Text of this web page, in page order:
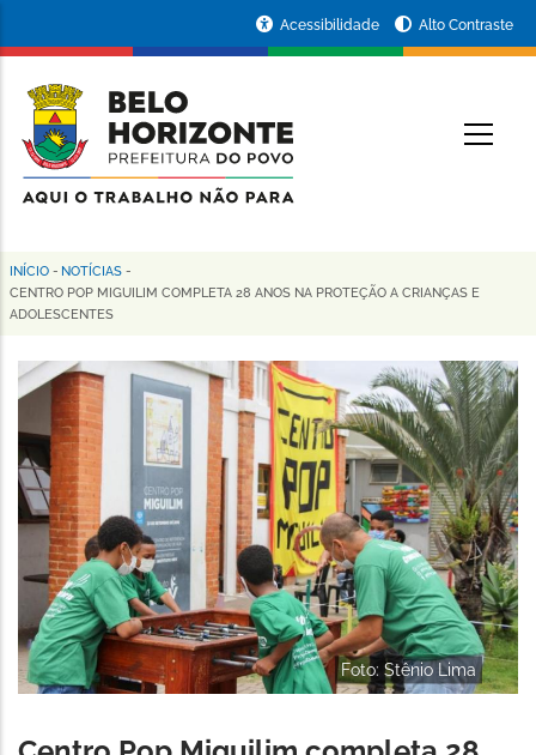
conteúdo
principal
da
Prefeitura
de
Horizonte
Acessibilidade Alto Contraste
Trilha
de
navegação
INÍCIO - NOTÍCIAS -
CENTRO POP MIGUILIM COMPLETA 28 ANOS NA PROTEÇÃO A CRIANÇAS E
ADOLESCENTES
Foto: Stênio Lima